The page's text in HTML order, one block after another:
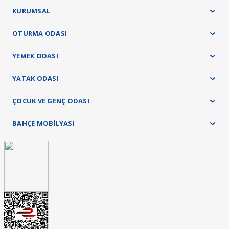
KURUMSAL
OTURMA ODASI
YEMEK ODASI
YATAK ODASI
ÇOCUK VE GENÇ ODASI
BAHÇE MOBİLYASI